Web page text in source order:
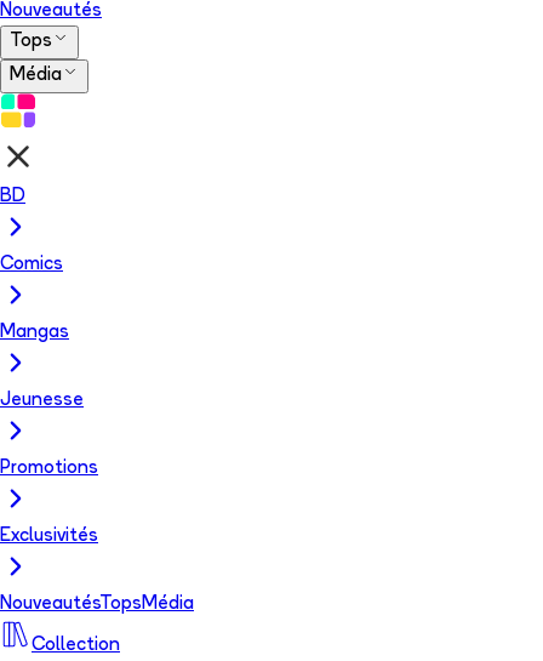
Nouveautés
Tops
Média
BD
Comics
Mangas
Jeunesse
Promotions
Exclusivités
NouveautésTops Média
Collection